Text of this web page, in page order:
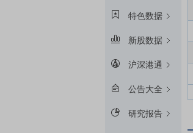
特色数据
新股数据
沪深港通
公告大全
研究报告